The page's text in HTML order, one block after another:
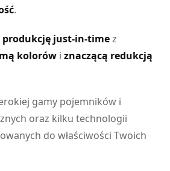
.
produkcję just-in-timez
kolorów i znaczącą redukcją
gamy pojemników i
oraz kilku technologii
do właściwości Twoich